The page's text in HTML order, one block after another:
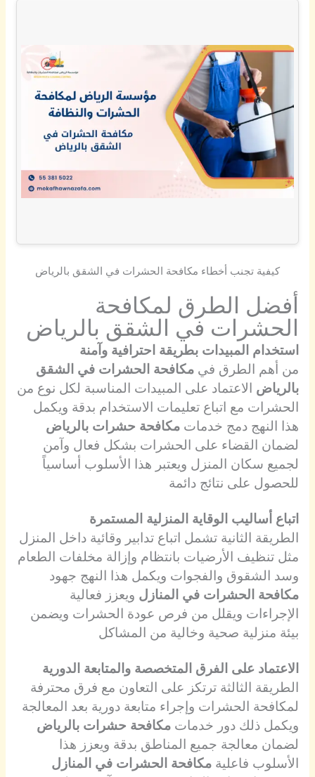
كيفية تجنب أخطاء مكافحة الحشرات في الشقق بالرياض
أفضل الطرق لمكافحة
الحشرات في الشقق بالرياض
استخدام المبيدات بطريقة احترافية وآمنة
من أهم الطرق فيمكافحة الحشرات في الشقق
بالرياض الاعتماد على المبيدات المناسبة لكل نوع من
الحشرات مع اتباع تعليمات الاستخدام بدقة ويكمل
هذا النهج دمج خدماتمكافحة حشرات بالرياض
لضمان القضاء على الحشرات بشكل فعال وآمن
لجميع سكان المنزل ويعتبر هذا الأسلوب أساسياً
للحصول على نتائج دائمة
اتباع أساليب الوقاية المنزلية المستمرة
الطريقة الثانية تشمل اتباع تدابير وقائية داخل المنزل
مثل تنظيف الأرضيات بانتظام وإزالة مخلفات الطعام
وسد الشقوق والفجوات ويكمل هذا النهج جهود
مكافحة الحشرات في المنازل ويعزز فعالية
الإجراءات ويقلل من فرص عودة الحشرات ويضمن
بيئة منزلية صحية وخالية من المشاكل
الاعتماد على الفرق المتخصصة والمتابعة الدورية
الطريقة الثالثة ترتكز على التعاون مع فرق محترفة
لمكافحة الحشرات وإجراء متابعة دورية بعد المعالجة
ويكمل ذلك دور خدماتمكافحة حشرات بالرياض
لضمان معالجة جميع المناطق بدقة ويعزز هذا
الأسلوب فاعليةمكافحة الحشرات في المنازل